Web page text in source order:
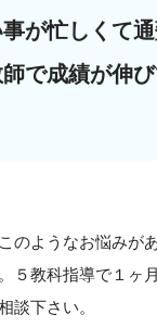
が忙しくて
で成績が伸
のようなお悩み
教科指導で１
談下さい。